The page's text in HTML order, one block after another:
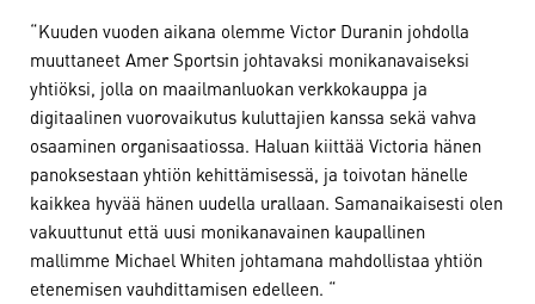
“Kuuden vuoden aikana olemme Victor Duranin johdolla
muuttaneet Amer Sportsin johtavaksi monikanavaiseksi
yhtiöksi, jolla on maailmanluokan verkkokauppa ja
digitaalinen vuorovaikutus kuluttajien kanssa sekä vahva
osaaminen organisaatiossa. Haluan kiittää Victoria hänen
panoksestaan yhtiön kehittämisessä, ja toivotan hänelle
kaikkea hyvää hänen uudella urallaan. Samanaikaisesti olen
vakuuttunut että uusi monikanavainen kaupallinen
mallimme Michael Whiten johtamana mahdollistaa yhtiön
etenemisen vauhdittamisen edelleen. “